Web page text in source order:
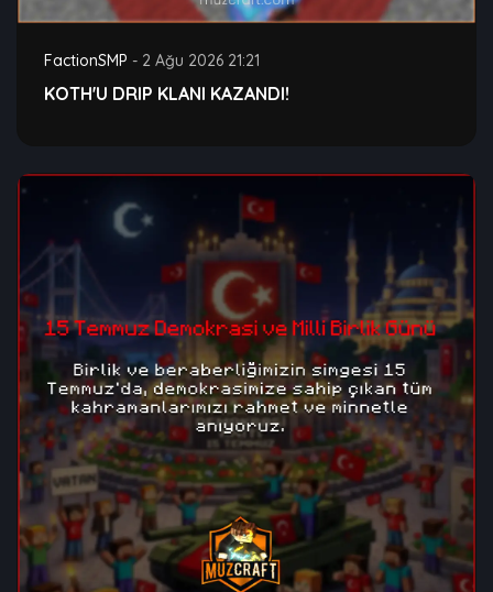
FactionSMP - 2 Ağu 2026 21:21
KOTH'U DRIP KLANI KAZANDI!